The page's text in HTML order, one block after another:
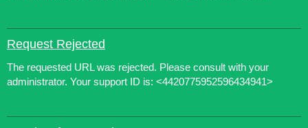
Request Rejected
The requested URL was rejected. Please consult with your
administrator. Your support ID is: <4420775952596434941>